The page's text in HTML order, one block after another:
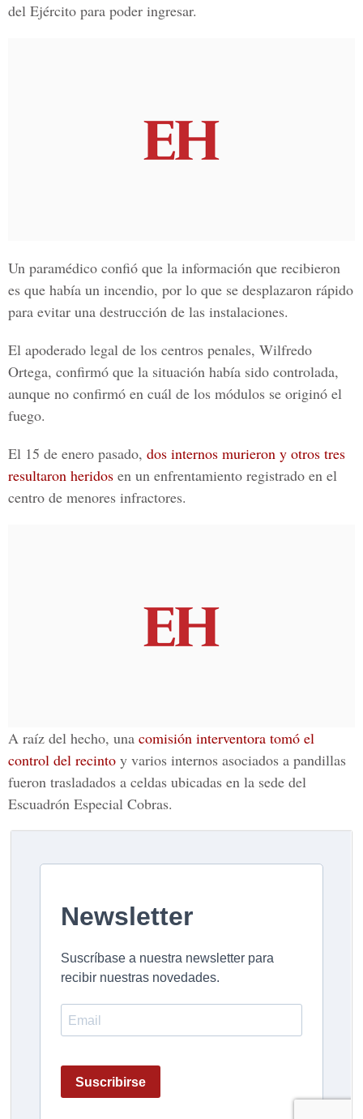
del Ejército para poder ingresar.
Un paramédico confió que la información que recibieron
es que había un incendio, por lo que se desplazaron rápido
para evitar una destrucción de las instalaciones.
El apoderado legal de los centros penales, Wilfredo
Ortega, confirmó que la situación había sido controlada,
aunque no confirmó en cuál de los módulos se originó el
fuego.
El 15 de enero pasado, dos internos murieron y otros tres
resultaron heridos en un enfrentamiento registrado en el
centro de menores infractores.
A raíz del hecho, una comisión interventora tomó el
control del recinto y varios internos asociados a pandillas
fueron trasladados a celdas ubicadas en la sede del
Escuadrón Especial Cobras.